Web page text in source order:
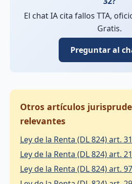
El chat IA cita fallos TTA,
Gratis.
Preguntar al
Otros artículos
relevantes
Ley de la Renta (DL 824) art. 31
Ley de la Renta (DL 824) art. 21
Ley de la Renta (DL 824) art. 97